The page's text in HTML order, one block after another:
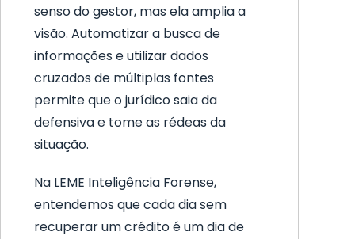
senso do gestor, mas ela amplia a
visão. Automatizar a busca de
informações e utilizar dados
cruzados de múltiplas fontes
permite que o jurídico saia da
defensiva e tome as rédeas da
situação.
Na LEME Inteligência Forense,
entendemos que cada dia sem
recuperar um crédito é um dia de